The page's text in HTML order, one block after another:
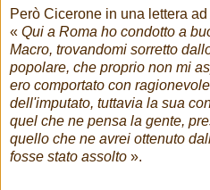
Però Cicerone in una lettera
« Qui a Roma ho condotto a
Macro, trovandomi sorretto
popolare, che proprio non mi
ero comportato con
dell'imputato, tuttavia la sua
quel che ne pensa la gente,
quello che ne avrei ottenuto
fosse stato assolto ».